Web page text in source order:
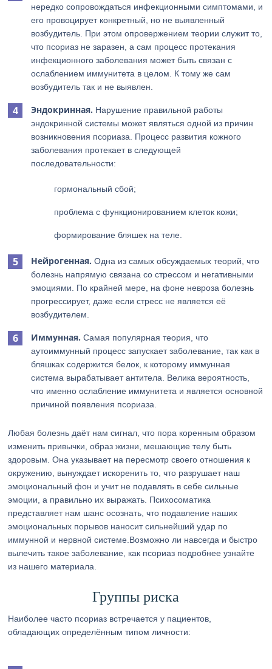
нередко сопровождаться инфекционными симптомами, и
его провоцирует конкретный, но не выявленный
возбудитель. При этом опровержением теории служит то,
что псориаз не заразен, а сам процесс протекания
инфекционного заболевания может быть связан с
ослаблением иммунитета в целом. К тому же сам
возбудитель так и не выявлен.
Эндокринная. Нарушение правильной работы
эндокринной системы может являться одной из причин
возникновения псориаза. Процесс развития кожного
заболевания протекает в следующей
последовательности:
гормональный сбой;
проблема с функционированием клеток кожи;
формирование бляшек на теле.
Нейрогенная. Одна из самых обсуждаемых теорий, что
болезнь напрямую связана со стрессом и негативными
эмоциями. По крайней мере, на фоне невроза болезнь
прогрессирует, даже если стресс не является её
возбудителем.
Иммунная. Самая популярная теория, что
аутоиммунный процесс запускает заболевание, так как в
бляшках содержится белок, к которому иммунная
система вырабатывает антитела. Велика вероятность,
что именно ослабление иммунитета и является основной
причиной появления псориаза.
Любая болезнь даёт нам сигнал, что пора коренным образом
изменить привычки, образ жизни, мешающие телу быть
здоровым. Она указывает на пересмотр своего отношения к
окружению, вынуждает искоренить то, что разрушает наш
эмоциональный фон и учит не подавлять в себе сильные
эмоции, а правильно их выражать. Психосоматика
представляет нам шанс осознать, что подавление наших
эмоциональных порывов наносит сильнейший удар по
иммунной и нервной системе.Возможно ли навсегда и быстро
вылечить такое заболевание, как псориаз подробнее узнайте
из нашего материала.
Группы риска
Наиболее часто псориаз встречается у пациентов,
обладающих определённым типом личности: